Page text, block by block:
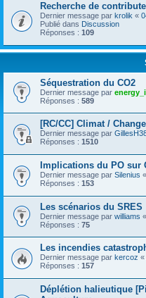
Recherche de
Dernier message par krolik «
Publié dans Discussion
Réponses : 109
Séquestration du CO2
Dernier message par
Réponses : 589
[RC/CC] Climat /
Dernier message par
Réponses : 1510
Implications du PO sur
Dernier message par Silenius «
Réponses : 153
Les scénarios du SRES
Dernier message par williams «
Réponses : 75
Les incendies
Dernier message par kercoz «
Réponses : 157
Déplétion halieutique